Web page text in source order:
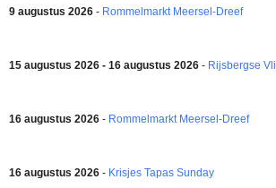
9 augustus 2026 - Rommelmarkt Meersel-Dreef
15 augustus 2026 - 16 augustus 2026 - Rijsbergse
16 augustus 2026 - Rommelmarkt Meersel-Dreef
16 augustus 2026 - Krisjes Tapas Sunday